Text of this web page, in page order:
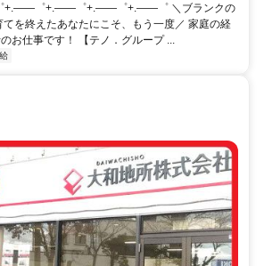
+.――゜+.――゜+.――゜+.――゜ ＼ブランクの
を終えたあなたにこそ、もう一度／ 家庭の経
お仕事です！ 【テノ．グループ ...